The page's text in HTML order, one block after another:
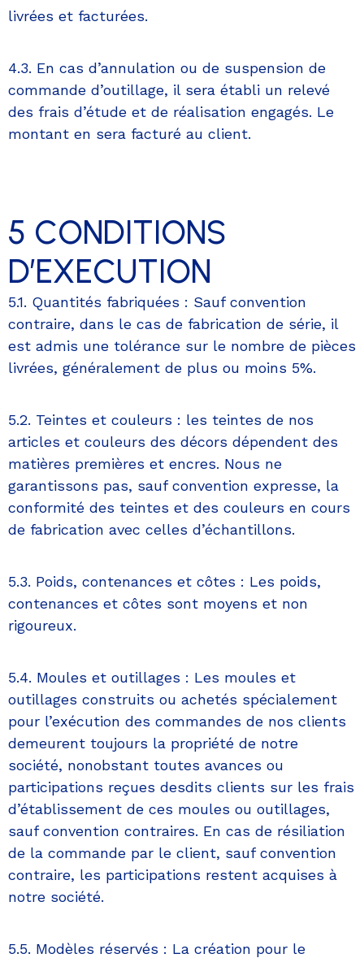
livrées et facturées.
4.3. En cas d’annulation ou de suspension de
commande d’outillage, il sera établi un relevé
des frais d’étude et de réalisation engagés. Le
montant en sera facturé au client.
5 CONDITIONS
D’EXECUTION
5.1. Quantités fabriquées : Sauf convention
contraire, dans le cas de fabrication de série, il
est admis une tolérance sur le nombre de pièces
livrées, généralement de plus ou moins 5%.
5.2. Teintes et couleurs : les teintes de nos
articles et couleurs des décors dépendent des
matières premières et encres. Nous ne
garantissons pas, sauf convention expresse, la
conformité des teintes et des couleurs en cours
de fabrication avec celles d’échantillons.
5.3. Poids, contenances et côtes : Les poids,
contenances et côtes sont moyens et non
rigoureux.
5.4. Moules et outillages : Les moules et
outillages construits ou achetés spécialement
pour l’exécution des commandes de nos clients
demeurent toujours la propriété de notre
société, nonobstant toutes avances ou
participations reçues desdits clients sur les frais
d’établissement de ces moules ou outillages,
sauf convention contraires. En cas de résiliation
de la commande par le client, sauf convention
contraire, les participations restent acquises à
notre société.
5.5. Modèles réservés : La création pour le